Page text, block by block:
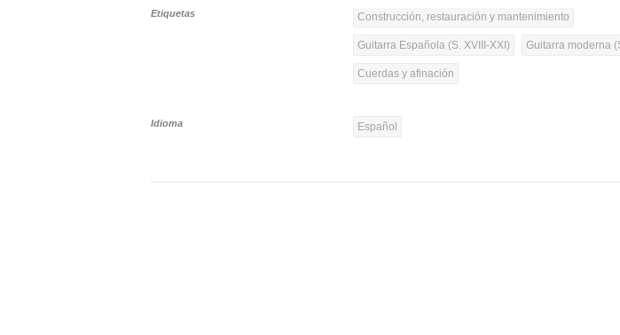
Etiquetas Construcción, restauración y mantenimiento
Guitarra Española (S. XVIII-XXI) Guitarra moderna
Cuerdas y afinación
Idioma Español